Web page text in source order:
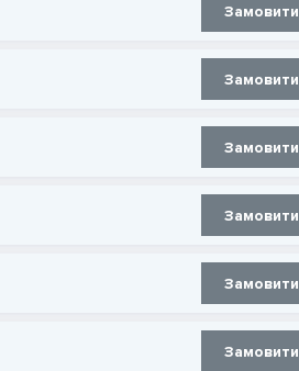
Замовити
Замовити
Замовити
Замовити
Замовити
Замовити